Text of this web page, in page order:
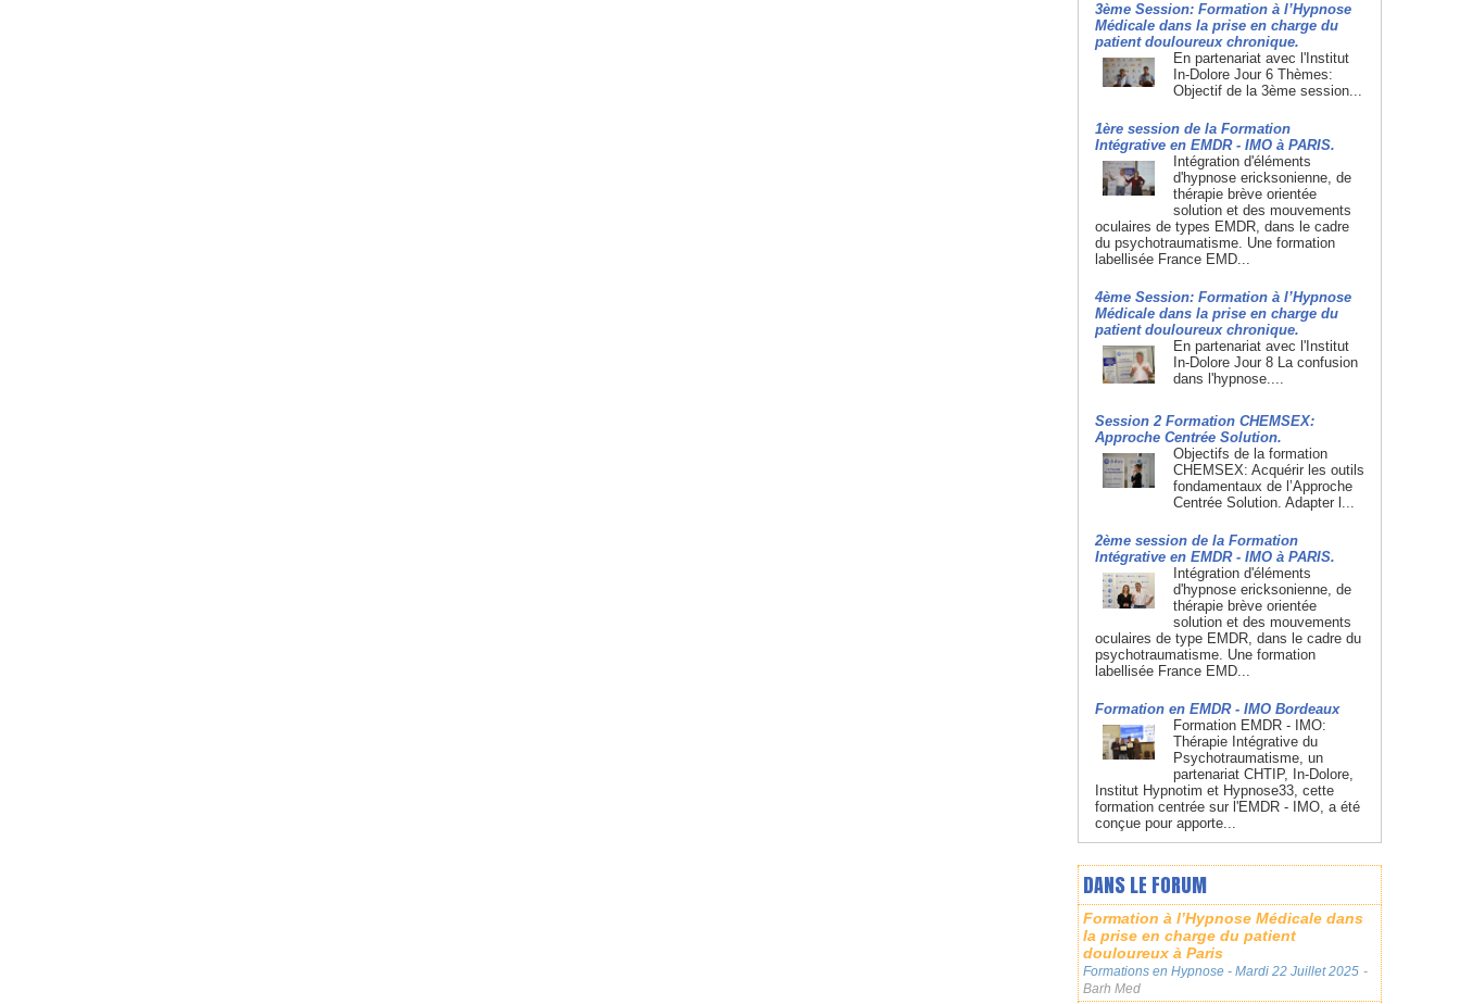
3ème Session: Formation à l’Hypnose
Médicale dans la prise en charge du
patient douloureux chronique.
En partenariat avec l'Institut
In-Dolore Jour 6 Thèmes:
Objectif de la 3ème session...
1ère session de la Formation
Intégrative en EMDR - IMO à PARIS.
Intégration d'éléments
d'hypnose ericksonienne, de
thérapie brève orientée
solution et des mouvements
oculaires de types EMDR, dans le cadre
du psychotraumatisme. Une formation
labellisée France EMD...
4ème Session: Formation à l’Hypnose
Médicale dans la prise en charge du
patient douloureux chronique.
En partenariat avec l'Institut
In-Dolore Jour 8 La confusion
dans l'hypnose....
Session 2 Formation CHEMSEX:
Approche Centrée Solution.
Objectifs de la formation
CHEMSEX: Acquérir les outils
fondamentaux de l’Approche
Centrée Solution. Adapter l...
2ème session de la Formation
Intégrative en EMDR - IMO à PARIS.
Intégration d'éléments
d'hypnose ericksonienne, de
thérapie brève orientée
solution et des mouvements
oculaires de type EMDR, dans le cadre du
psychotraumatisme. Une formation
labellisée France EMD...
Formation en EMDR - IMO Bordeaux
Formation EMDR - IMO:
Thérapie Intégrative du
Psychotraumatisme, un
partenariat CHTIP, In-Dolore,
Institut Hypnotim et Hypnose33, cette
formation centrée sur l'EMDR - IMO, a été
conçue pour apporte...
DANS LE FORUM
Formation à l’Hypnose Médicale dans
la prise en charge du patient
douloureux à Paris
Formations en Hypnose - Mardi 22 Juillet 2025 -
Barh Med